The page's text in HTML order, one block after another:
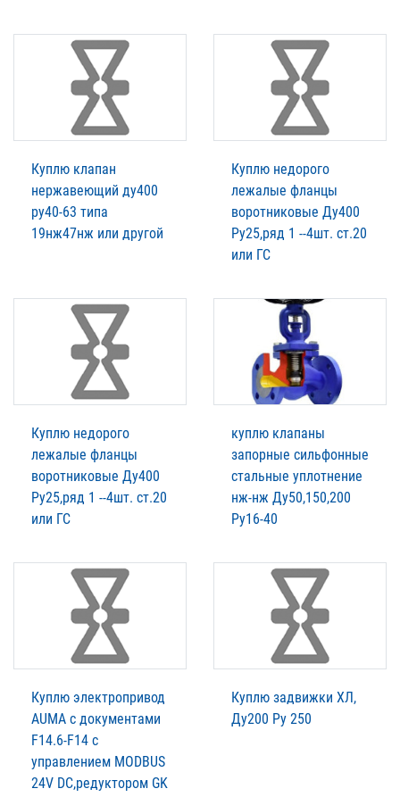
Куплю клапан
нержавеющий ду400
ру40-63 типа
19нж47нж или другой
Куплю недорого
лежалые фланцы
воротниковые Ду400
Ру25,ряд 1 --4шт. ст.20
или ГС
Куплю недорого
лежалые фланцы
воротниковые Ду400
Ру25,ряд 1 --4шт. ст.20
или ГС
куплю клапаны
запорные сильфонные
стальные уплотнение
нж-нж Ду50,150,200
Ру16-40
Куплю электропривод
AUMA c документами
F14.6-F14 с
управлением MODBUS
24V DC,редуктором GK
Куплю задвижки ХЛ,
Ду200 Ру 250